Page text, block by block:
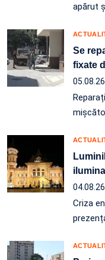
apărut
Se
fixate
Criza